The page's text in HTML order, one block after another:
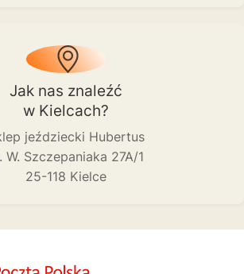
Jak nas znaleźć
w Kielcach?
jeździecki Hubertus
W. Szczepaniaka 27A/1
25-118 Kielce